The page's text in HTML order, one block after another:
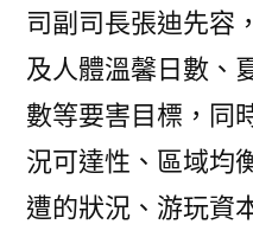
司副司長張迪先容
及人體溫馨日數、
數等要害目標，同
況可達性、區域均
遭的狀況、游玩資